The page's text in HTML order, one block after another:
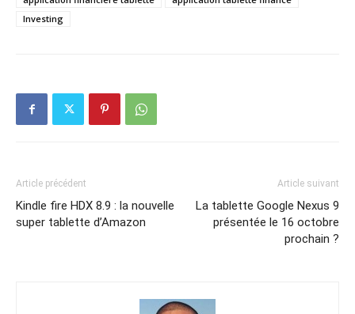
Investing
Article précédent
Kindle fire HDX 8.9 : la nouvelle
super tablette d’Amazon
Article suivant
La tablette Google Nexus 9
présentée le 16 octobre
prochain ?